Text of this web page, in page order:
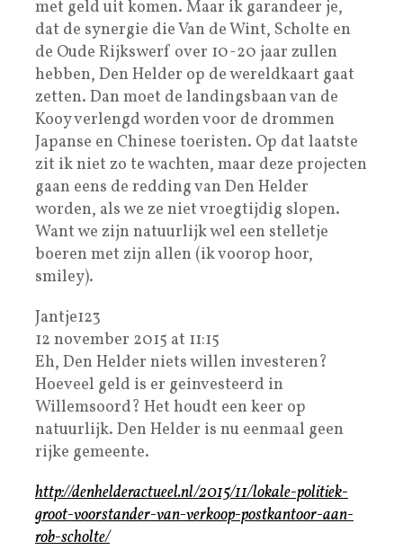
met geld uit komen. Maar ik garandeer je,
dat de synergie die Van de Wint, Scholte en
de Oude Rijkswerf over 10-20 jaar zullen
hebben, Den Helder op de wereldkaart gaat
zetten. Dan moet de landingsbaan van de
Kooy verlengd worden voor de drommen
Japanse en Chinese toeristen. Op dat laatste
zit ik niet zo te wachten, maar deze projecten
gaan eens de redding van Den Helder
worden, als we ze niet vroegtijdig slopen.
Want we zijn natuurlijk wel een stelletje
boeren met zijn allen (ik voorop hoor,
smiley).
Jantje123
12 november 2015 at 11:15
Eh, Den Helder niets willen investeren?
Hoeveel geld is er geinvesteerd in
Willemsoord? Het houdt een keer op
natuurlijk. Den Helder is nu eenmaal geen
rijke gemeente.
http://denhelderactueel.nl/2015/11/lokale-politiek-
groot-voorstander-van-verkoop-postkantoor-aan-
rob-scholte/